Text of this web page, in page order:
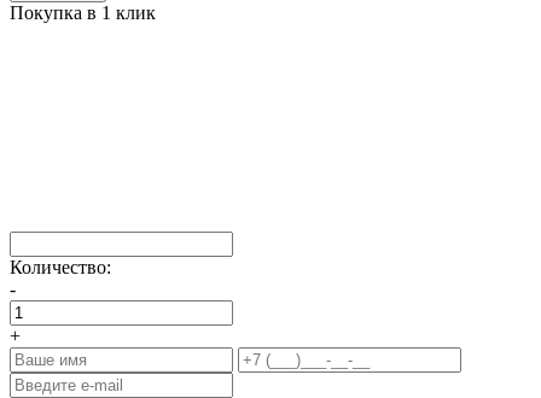
Покупка в 1 клик
Количество:
-
+